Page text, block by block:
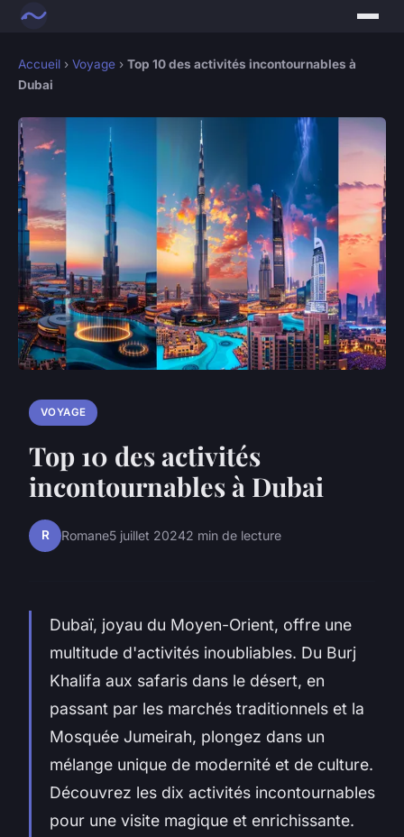
Accueil › Voyage › Top 10 des activités incontournables à
Dubai
VOYAGE
Top 10 des activités
incontournables à Dubai
R Romane5 juillet 20242 min de lecture
Dubaï, joyau du Moyen-Orient, offre une
multitude d'activités inoubliables. Du Burj
Khalifa aux safaris dans le désert, en
passant par les marchés traditionnels et la
Mosquée Jumeirah, plongez dans un
mélange unique de modernité et de culture.
Découvrez les dix activités incontournables
pour une visite magique et enrichissante.